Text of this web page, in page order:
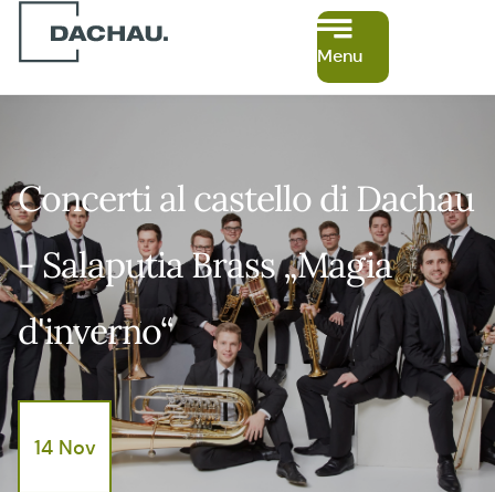
Menu
Concerti al castello di Dachau
- Salaputia Brass „Magia
d'inverno“
14 Nov